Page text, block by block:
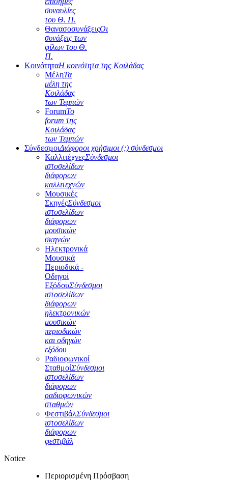
συναυλίες
του Θ. Π.
ΘανασοσυνάξειςΟι
συνάξεις των
φίλων του Θ.
Π.
ΚοινότηταΗ κοινότητα της Κοιλάδας
ΜέληΤα
μέλη της
Κοιλάδας
των Τεμπών
ForumΤο
forum της
Κοιλάδας
των Τεμπών
ΣύνδεσμοιΔιάφοροι χρήσιμοι (;) σύνδεσμοι
ΚαλλιτέχνεςΣύνδεσμοι
ιστοσελίδων
διάφορων
καλλιτεχνών
Μουσικές
ΣκηνέςΣύνδεσμοι
ιστοσελίδων
διάφορων
μουσικών
σκηνών
Ηλεκτρονικά
Μουσικά
Περιοδικά -
Οδηγοί
ΕξόδουΣύνδεσμοι
ιστοσελίδων
διάφορων
ηλεκτρονικών
μουσικών
περιοδικών
και οδηγών
εξόδου
Ραδιοφωνικοί
ΣταθμοίΣύνδεσμοι
ιστοσελίδων
διάφορων
ραδιοφωνικών
σταθμών
ΦεστιβάλΣύνδεσμοι
ιστοσελίδων
διάφορων
φεστιβάλ
Notice
Περιορισμένη Πρόσβαση